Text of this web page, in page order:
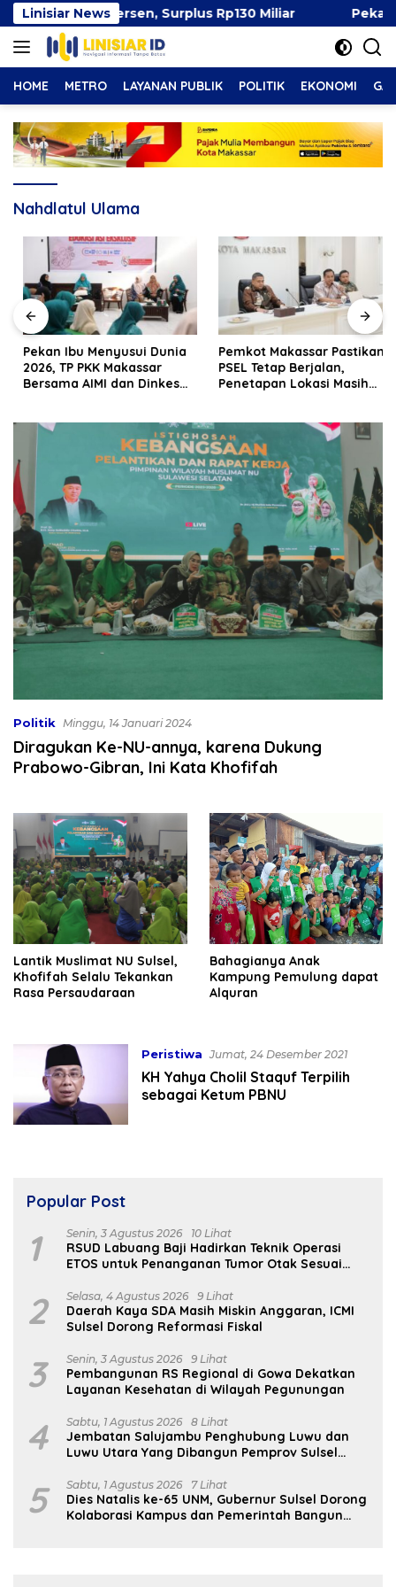
Langsung
ke
konten
Linisiar News
49 Persen, Surplus Rp130 Miliar Pekan Ibu
HOME METRO LAYANAN PUBLIK POLITIK EKONOMI
Nahdlatul Ulama
Pekan Ibu Menyusui Dunia
2026, TP PKK Makassar
Bersama AIMI dan Dinkes
Pemkot Makassar Pastikan
PSEL Tetap Berjalan,
Penetapan Lokasi Masih
Politik Minggu, 14 Januari 2024
Diragukan Ke-NU-annya, karena Dukung
Prabowo-Gibran, Ini Kata Khofifah
Lantik Muslimat NU Sulsel,
Khofifah Selalu Tekankan
Rasa Persaudaraan
Bahagianya Anak
Kampung Pemulung dapat
Alquran
Peristiwa Jumat, 24 Desember 2021
KH Yahya Cholil Staquf Terpilih
sebagai Ketum PBNU
Popular Post
1 Senin, 3 Agustus 2026 10 Lihat
RSUD Labuang Baji Hadirkan Teknik Operasi
ETOS untuk Penanganan Tumor Otak Sesuai
2 Selasa, 4 Agustus 2026 9 Lihat
Daerah Kaya SDA Masih Miskin Anggaran, ICMI
Sulsel Dorong Reformasi Fiskal
3 Senin, 3 Agustus 2026 9 Lihat
Pembangunan RS Regional di Gowa Dekatkan
Layanan Kesehatan di Wilayah Pegunungan
4 Sabtu, 1 Agustus 2026 8 Lihat
Jembatan Salujambu Penghubung Luwu dan
Luwu Utara Yang Dibangun Pemprov Sulsel
5 Sabtu, 1 Agustus 2026 7 Lihat
Dies Natalis ke-65 UNM, Gubernur Sulsel Dorong
Kolaborasi Kampus dan Pemerintah Bangun